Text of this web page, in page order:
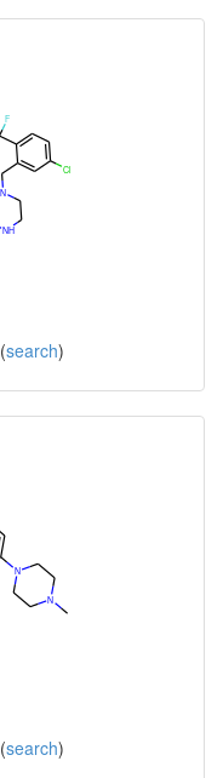
(search)
(search)